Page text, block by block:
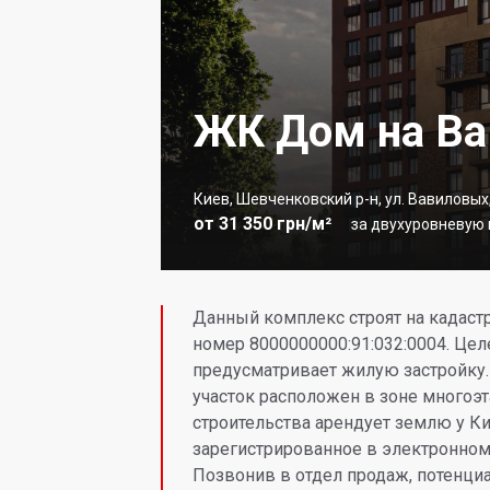
ЖК Дом на
Киев, Шевченковский р-н, ул.
за двухуровневую
от 31 350 грн/м²
Данный комплекс строят на
номер 8000000000:91:032:0004.
предусматривает жилую
участок расположен в зоне
строительства арендует землю у
зарегистрированное в
Позвонив в отдел продаж,